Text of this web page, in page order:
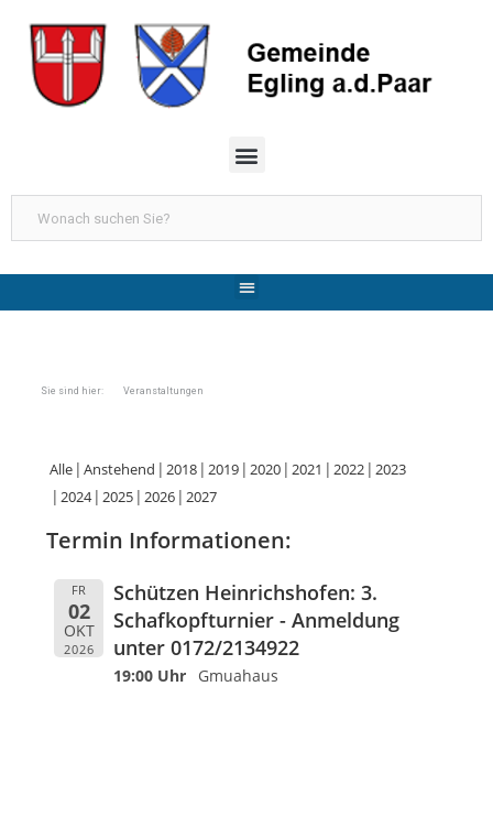
Sie sind hier: Veranstaltungen
Alle Anstehend 2018 2019 2020 2021 2022 2023
2024 2025 2026 2027
Termin Informationen:
FR
02
OKT
2026
Schützen Heinrichshofen: 3.
Schafkopfturnier - Anmeldung
unter 0172/2134922
19:00 Uhr Gmuahaus